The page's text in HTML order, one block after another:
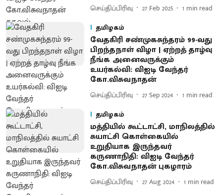
செய்திப்பிரிவு 27 Feb 2025 1 min read
தமிழகம்
வேதகிரி சண்முகசுந்தரம் 99-வது
பிறந்தநாள் விழா | ஏற்றத் தாழ்வு
நீங்க அனைவருக்கும்
உயர்கல்வி: விஐடி வேந்தர்
கோ.விசுவநாதன்
செய்திப்பிரிவு 27 Sep 2024 1 min read
தமிழகம்
மத்தியில் கூட்டாட்சி, மாநிலத்தில்
சுயாட்சி கொள்கையில்
உறுதியாக இருந்தவர்
கருணாநிதி: விஐடி வேந்தர்
கோ.விசுவநாதன் புகழாரம்
செய்திப்பிரிவு 27 Aug 2024 1 min read